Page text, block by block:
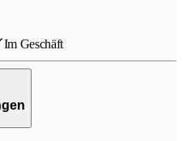
Im Geschäft